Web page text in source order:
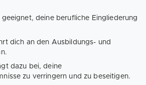
geeignet, deine berufliche Eingliederung
dich an den Ausbildungs- und
dazu bei, deine
zu verringern und zu beseitigen.